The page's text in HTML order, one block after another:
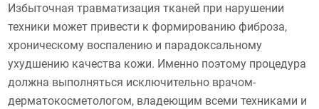
Избыточная травматизация тканей при нарушении
техники может привести к формированию фиброза,
хроническому воспалению и парадоксальному
ухудшению качества кожи. Именно поэтому процедура
должна выполняться исключительно врачом-
дерматокосметологом, владеющим всеми техниками и